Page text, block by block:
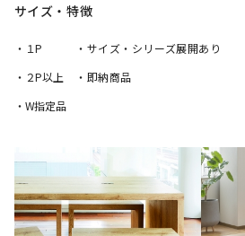
サイズ・特徴
・１P
・２P以上
・W指定品
・サイズ・シリーズ展開あり
・即納商品